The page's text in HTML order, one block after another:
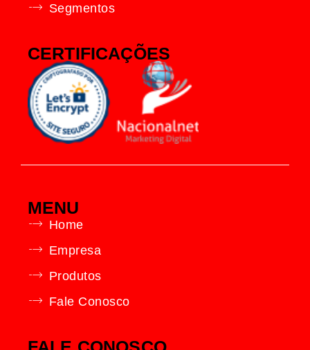
Segmentos
CERTIFICAÇÕES
MENU
Home
Empresa
Produtos
Fale Conosco